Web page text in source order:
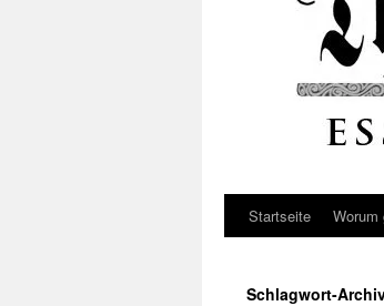
Startseite Worum
Schlagwort-